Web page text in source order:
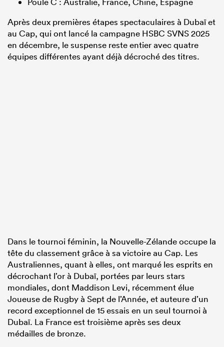
Après deux premières étapes spectaculaires à Dubaï et
au Cap, qui ont lancé la campagne HSBC SVNS 2025
en décembre, le suspense reste entier avec quatre
équipes différentes ayant déjà décroché des titres.
Dans le tournoi féminin, la Nouvelle-Zélande occupe la
tête du classement grâce à sa victoire au Cap. Les
Australiennes, quant à elles, ont marqué les esprits en
décrochant l’or à Dubaï, portées par leurs stars
mondiales, dont Maddison Levi, récemment élue
Joueuse de Rugby à Sept de l’Année, et auteure d’un
record exceptionnel de 15 essais en un seul tournoi à
Dubaï. La France est troisième après ses deux
médailles de bronze.